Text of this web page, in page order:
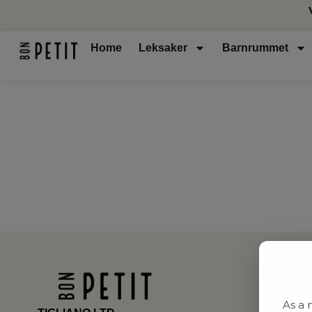
Home Leksaker Barnrummet
As a